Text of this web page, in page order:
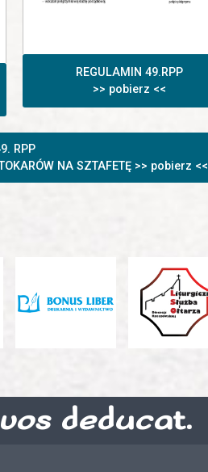
REGULAMIN 49.RPP
>> pobierz <<
RPP
NA SZTAFETĘ >> pobierz <<
deducat.